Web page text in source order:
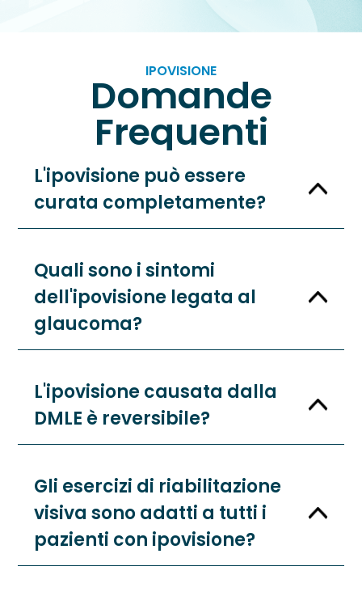
IPOVISIONE
Domande
Frequenti
L'ipovisione può essere
curata completamente?
Quali sono i sintomi
dell'ipovisione legata al
glaucoma?
L'ipovisione causata dalla
DMLE è reversibile?
Gli esercizi di riabilitazione
visiva sono adatti a tutti i
pazienti con ipovisione?